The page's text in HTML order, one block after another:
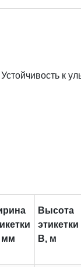
к
мм
Высота
этикетки
B, м